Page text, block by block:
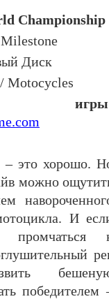
Championship
Milestone
Диск
/ Motocycles
.com
– это хорошо.
можно
И
промчаться
победителем